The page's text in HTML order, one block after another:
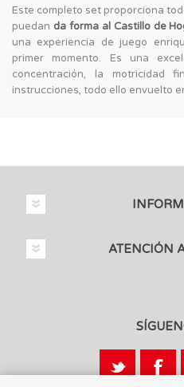
Este completo set proporciona
puedan da forma al Castillo de
una experiencia de juego
primer momento. Es una
concentración, la motricidad
instrucciones, todo ello envuelto
ATENCIÓN